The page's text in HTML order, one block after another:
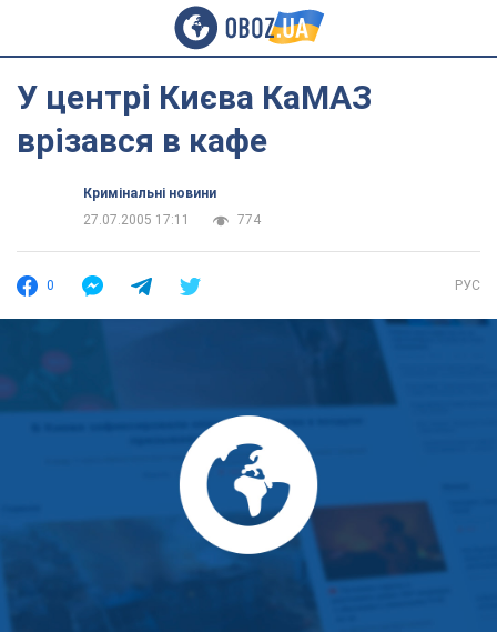
У центрі Києва КаМАЗ
врізався в кафе
Кримінальні новини
27.07.2005 17:11
774
0 РУС